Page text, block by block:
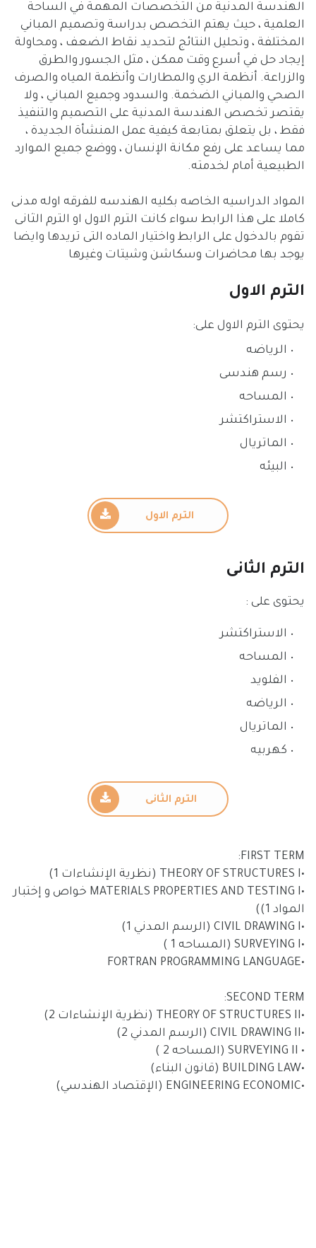
الهندسة المدنية من التخصصات المهمة في الساحة
العلمية ، حيث يهتم التخصص بدراسة وتصميم المباني
المختلفة ، وتحليل النتائج لتحديد نقاط الضعف ، ومحاولة
إيجاد حل في أسرع وقت ممكن ، مثل الجسور والطرق
والزراعة. أنظمة الري والمطارات وأنظمة المياه والصرف
الصحي والمباني الضخمة. والسدود وجميع المباني ، ولا
يقتصر تخصص الهندسة المدنية على التصميم والتنفيذ
فقط ، بل يتعلق بمتابعة كيفية عمل المنشأة الجديدة ،
مما يساعد على رفع مكانة الإنسان ، ووضع جميع الموارد
الطبيعية أمام لخدمته.
المواد الدراسيه الخاصه بكليه الهندسه للفرقه اوله مدنى
كاملا على هذا الرابط سواء كانت الترم الاول او الترم الثانى
تقوم بالدخول على الرابط واختيار الماده التى تريدها وايضا
يوجد بها محاضرات وسكاشن وشيتات وغيرها
الترم الاول
يحتوى الترم الاول على:
الرياضه
رسم هندسى
المساحه
الاستراكتشر
الماتريال
البيئه
الترم الاول
الترم الثانى
يحتوى على :
الاستراكتشر
المساحه
الفلويد
الرياضه
الماتريال
كهربيه
الترم الثانى
FIRST TERM:
•THEORY OF STRUCTURES I (نظرية الإنشاءات 1)
•MATERIALS PROPERTIES AND TESTING I خواص و إختبار
المواد 1))
•CIVIL DRAWING I (الرسم المدني 1)
•SURVEYING I (المساحه 1 )
•FORTRAN PROGRAMMING LANGUAGE
SECOND TERM:
•THEORY OF STRUCTURES II (نظرية الإنشاءات 2)
•CIVIL DRAWING II (الرسم المدني 2)
• SURVEYING II (المساحه 2 )
•BUILDING LAW (قانون البناء)
•ENGINEERING ECONOMIC (الإقتصاد الهندسي)